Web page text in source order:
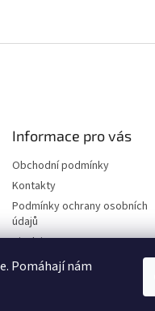
Pomáhají nám
Informace pro vás
Obchodní podmínky
Kontakty
Podmínky ochrany osobních
údajů
Disclaimer